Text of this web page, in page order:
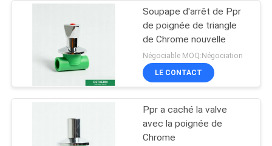
Soupape d'arrêt de Ppr
de poignée de triangle
de Chrome nouvelle
Négociable MOQ:Négociation
LE CONTACT
Ppr a caché la valve
avec la poignée de
Chrome